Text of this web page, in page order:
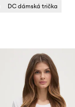
DC dámská trička